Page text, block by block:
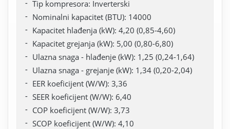
Tip kompresora: Inverterski
Nominalni kapacitet (BTU): 14000
Kapacitet hlađenja (kW): 4,20 (0,85-4,60)
Kapacitet grejanja (kW): 5,00 (0,80-6,80)
Ulazna snaga - hlađenje (kW): 1,25 (0,24-1,64)
Ulazna snaga - grejanje (kW): 1,34 (0,20-2,04)
EER koeficijent (W/W): 3,36
SEER koeficijent (W/W): 6,40
COP koeficijent (W/W): 3,73
SCOP koeficijent (W/W): 4,10